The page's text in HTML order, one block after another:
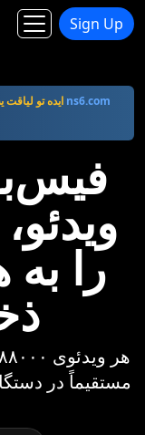
Sign Up
ايده تو لياقت وب‌گاه ns6.com
را
مستقیماً در